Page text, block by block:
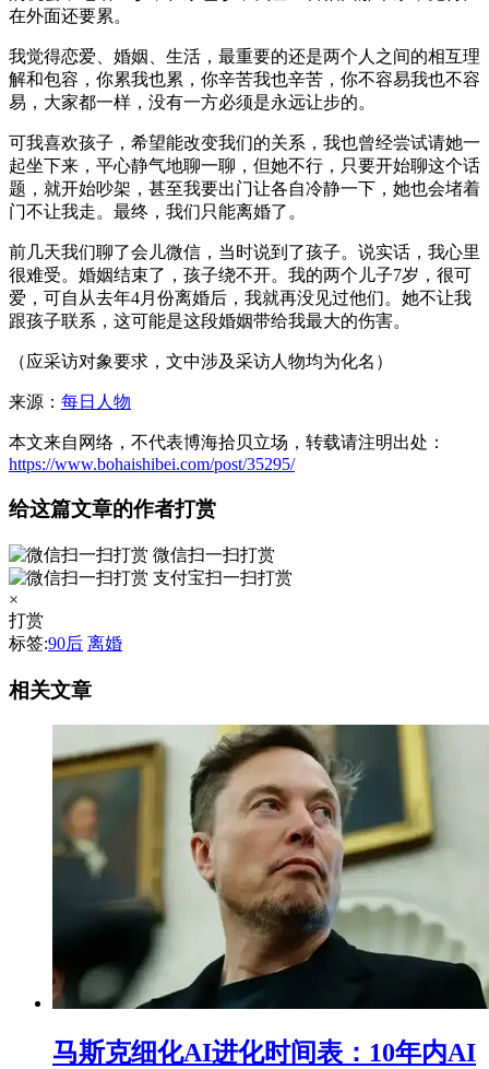
在外面还要累。
我觉得恋爱、婚姻、生活，最重要的还是两个人之间的相互理
解和包容，你累我也累，你辛苦我也辛苦，你不容易我也不容
易，大家都一样，没有一方必须是永远让步的。
可我喜欢孩子，希望能改变我们的关系，我也曾经尝试请她一
起坐下来，平心静气地聊一聊，但她不行，只要开始聊这个话
题，就开始吵架，甚至我要出门让各自冷静一下，她也会堵着
门不让我走。最终，我们只能离婚了。
前几天我们聊了会儿微信，当时说到了孩子。说实话，我心里
很难受。婚姻结束了，孩子绕不开。我的两个儿子7岁，很可
爱，可自从去年4月份离婚后，我就再没见过他们。她不让我
跟孩子联系，这可能是这段婚姻带给我最大的伤害。
（应采访对象要求，文中涉及采访人物均为化名）
来源： 每日人物
本文来自网络，不代表博海拾贝立场，转载请注明出处：
https://www.bohaishibei.com/post/35295/
给这篇文章的作者打赏
微信扫一扫打赏
支付宝扫一扫打赏
×
打赏
标签:90后 离婚
相关文章
马斯克细化AI进化时间表：10年内AI